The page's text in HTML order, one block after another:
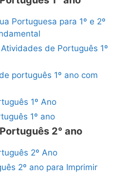
Portuguesa para 1º e 2º
de Português 1º
português 1º ano com
1º Ano
1º ano
2° ano
2º Ano
2º ano para Imprimir